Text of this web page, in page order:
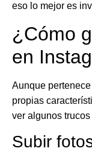
eso lo mejor es
¿Cómo
en
Aunque
propias
ver algunos
Subir